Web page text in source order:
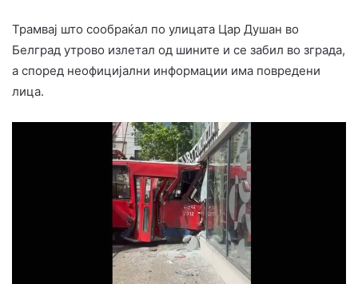
Трамвај што сообраќал по улицата Цар Душан во
Белград утрово излетал од шините и се забил во зграда,
а според неофицијални информации има повредени
лица.